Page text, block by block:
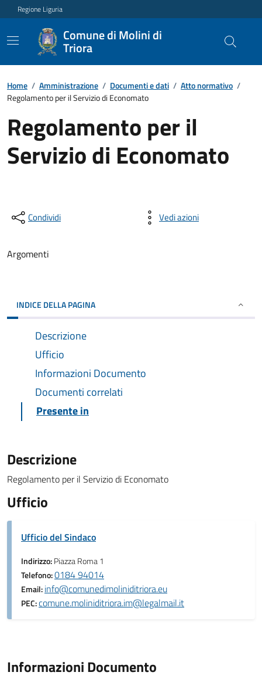
Regione Liguria
Comune di Molini di
Triora
Home / Amministrazione / Documenti e dati / Atto normativo /
Regolamento per il Servizio di Economato
Regolamento per il
Servizio di Economato
Condividi Vedi azioni
Argomenti
INDICE DELLA PAGINA
Descrizione
Ufficio
Informazioni Documento
Documenti correlati
Presente in
Descrizione
Regolamento per il Servizio di Economato
Ufficio
Ufficio del Sindaco
Indirizzo:Piazza Roma 1
Telefono:0184 94014
Email:info@comunedimoliniditriora.eu
PEC:comune.moliniditriora.im@legalmail.it
Informazioni Documento